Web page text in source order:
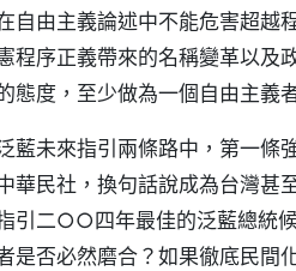
自由主義論述中不能危害超
程序正義帶來的名稱變革以及
態度，至少做為一個自由主義
藍未來指引兩條路中，第一
華民社，換句話說成為台灣甚
引二○○四年最佳的泛藍總統
是否必然磨合？如果徹底民間